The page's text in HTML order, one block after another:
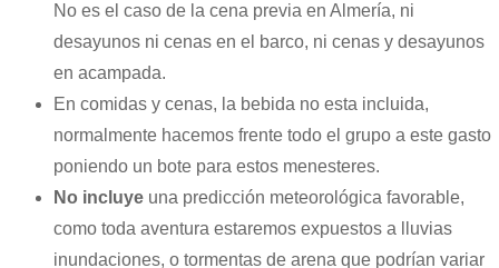
No es el caso de la cena previa en Almería, ni
desayunos ni cenas en el barco, ni cenas y desayunos
en acampada.
En comidas y cenas, la bebida no esta incluida,
normalmente hacemos frente todo el grupo a este gasto
poniendo un bote para estos menesteres.
No incluye una predicción meteorológica favorable,
como toda aventura estaremos expuestos a lluvias
inundaciones, o tormentas de arena que podrían variar